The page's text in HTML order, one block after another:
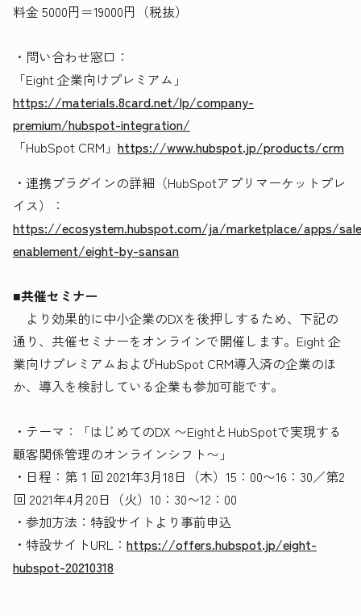
料金 5000円＝19000円（税抜）
・問い合わせ窓口：
「Eight 企業向けプレミアム」
https://materials.8card.net/lp/company-
premium/hubspot-integration/
「HubSpot CRM」 https://www.hubspot.jp/products/crm
・連携プラグインの詳細（HubSpotアプリマーケットプレ
イス）：
https://ecosystem.hubspot.com/ja/marketplace/apps/
enablement/eight-by-sansan
■共催セミナー
より効果的に中小企業のDXを後押しするため、下記の
通り、共催セミナーをオンラインで開催します。Eight 企
業向けプレミアムおよびHubSpot CRM導入済の企業のほ
か、導入を検討している企業も参加可能です。
・テーマ：「はじめてのDX 〜EightとHubSpotで実現する
顧客関係管理のオンラインシフト〜」
・日程：第１回 2021年3月18日（木）15：00〜16：30／第2
回 2021年4月20日（火）10：30〜12：00
・参加方法：特設サイトより事前申込
・特設サイトURL： https://offers.hubspot.jp/eight-
hubspot-20210318